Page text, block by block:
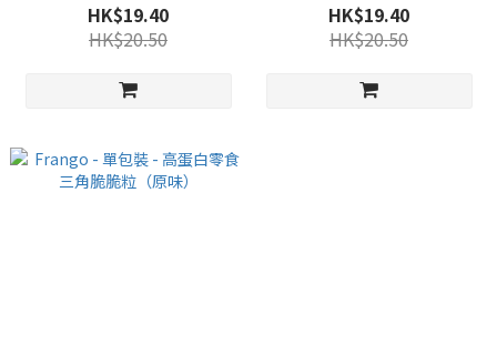
HK$19.40
HK$20.50
HK$19.40
HK$20.50